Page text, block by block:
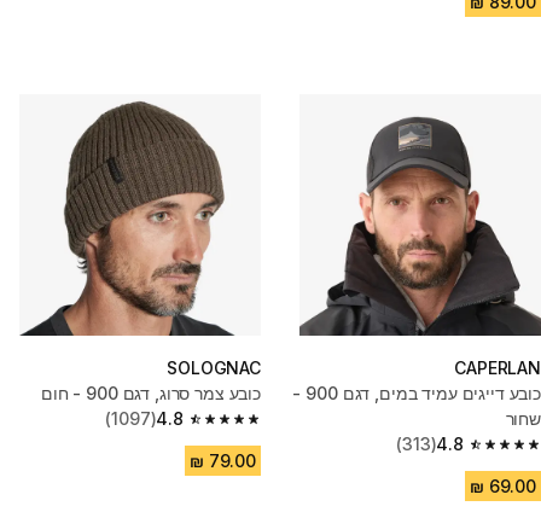
CAPERLAN
כובע דייגים עמיד במים, דגם 900 -
שחור
4.8
4.8 out of 5 stars from 313 reviews
(313)
SOLOGNAC
כובע צמר סרוג, דגם 900 - חום
4.8
4.8 out of 5 stars from 1097 reviews
(1097)